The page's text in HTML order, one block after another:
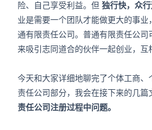
险、自己享受利益。但 独行快，众
业是需要一个团队才能做更大的事
通有限责任公司。普通有限责任公司
来吸引志同道合的伙伴一起创业，互
今天和大家详细地聊完了个体工商、
责任公司部分，我会在接下来的几篇
责任公司注册过程中问题。